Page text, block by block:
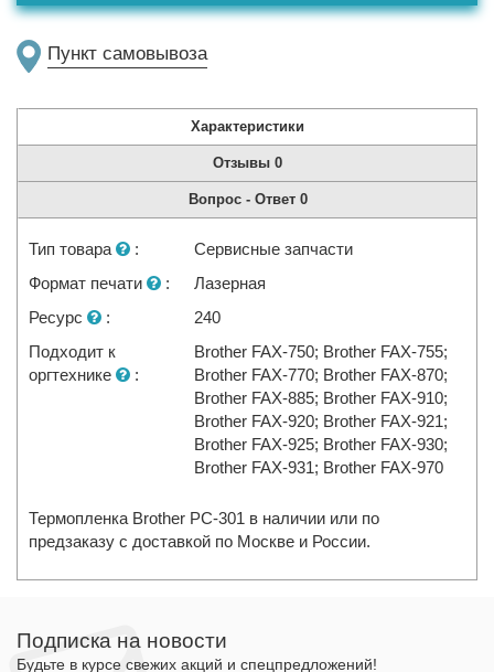
Пункт самовывоза
Характеристики
Отзывы 0
Вопрос - Ответ 0
Тип товара :
Сервисные запчасти
Формат печати
:
Лазерная
Ресурс
:
240
Подходит к
оргтехнике
:
Brother FAX-750; Brother FAX-755;
Brother FAX-770; Brother FAX-870;
Brother FAX-885; Brother FAX-910;
Brother FAX-920; Brother FAX-921;
Brother FAX-925; Brother FAX-930;
Brother FAX-931; Brother FAX-970
Термопленка Brother PC-301 в наличии или по
предзаказу с доставкой по Москве и России.
Подписка на новости
Будьте в курсе свежих акций и спецпредложений!